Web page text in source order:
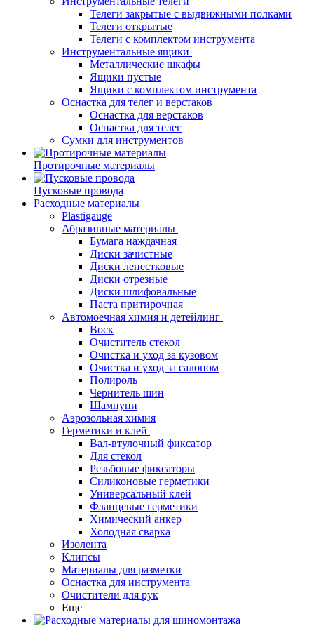
Телеги закрытые с выдвижными полками
Телеги открытые
Телеги с комплектом инструмента
Инструментальные ящики
Металлические шкафы
Ящики пустые
Ящики с комплектом инструмента
Оснастка для телег и верстаков
Оснастка для верстаков
Оснастка для телег
Сумки для инструментов
Протирочные материалы
Пусковые провода
Расходные материалы
Plastigauge
Абразивные материалы
Бумага наждачная
Диски зачистные
Диски лепестковые
Диски отрезные
Диски шлифовальные
Паста притирочная
Автомоечная химия и детейлинг
Воск
Очиститель стекол
Очистка и уход за кузовом
Очистка и уход за салоном
Полироль
Чернитель шин
Шампуни
Аэрозольная химия
Герметики и клей
Вал-втулочный фиксатор
Для стекол
Резьбовые фиксаторы
Силиконовые герметики
Универсальный клей
Фланцевые герметики
Химический анкер
Холодная сварка
Изолента
Клипсы
Материалы для разметки
Оснастка для инструмента
Очистители для рук
Еще